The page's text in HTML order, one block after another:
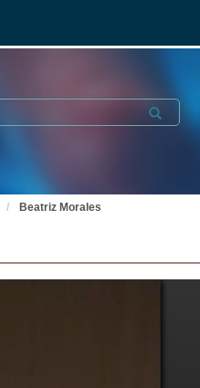
Submit
Beatriz Morales